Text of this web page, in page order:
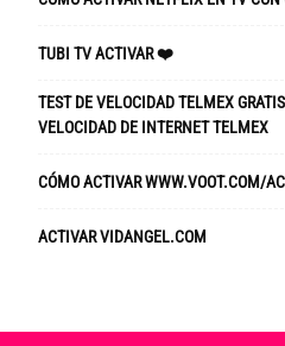
TUBI TV ACTIVAR ❤️
TEST DE VELOCIDAD TELMEX
VELOCIDAD DE INTERNET TELMEX
CÓMO ACTIVAR WWW.VOOT.COM/
ACTIVAR VIDANGEL.COM